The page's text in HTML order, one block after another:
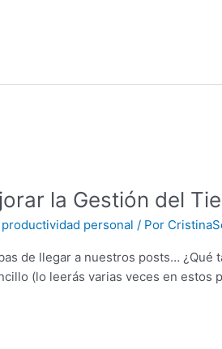
la Gestión del
productividad personal / Por
de llegar a nuestros posts…
(lo leerás varias veces en